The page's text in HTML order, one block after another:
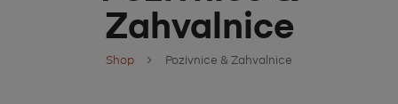
Shop Pozivnice & Zahvalnice
Zahvalnice